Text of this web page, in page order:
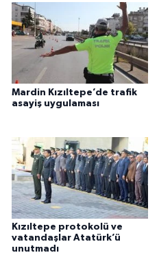
Mardin Kızıltepe’de trafik
asayiş uygulaması
Kızıltepe protokolü ve
vatandaşlar Atatürk’ü
unutmadı